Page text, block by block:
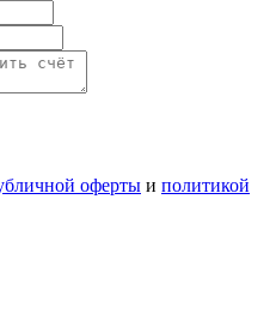
оферты и политикой